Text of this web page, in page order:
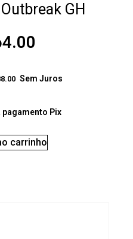
GH
Sem Juros
pagamento Pix
carrinho